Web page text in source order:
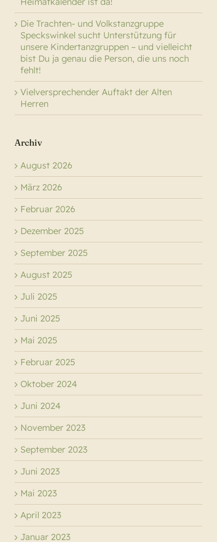
Die Trachten- und Volkstanzgruppe
Speckswinkel sucht Unterstützung für
unsere Kindertanzgruppen – und vielleicht
bist Du ja genau die Person, die uns noch
fehlt!
Vielversprechender Auftakt der Alten
Herren
Archiv
August 2026
März 2026
Februar 2026
Dezember 2025
September 2025
August 2025
Juli 2025
Juni 2025
Mai 2025
Februar 2025
Oktober 2024
Juni 2024
November 2023
September 2023
Juni 2023
Mai 2023
April 2023
Januar 2023